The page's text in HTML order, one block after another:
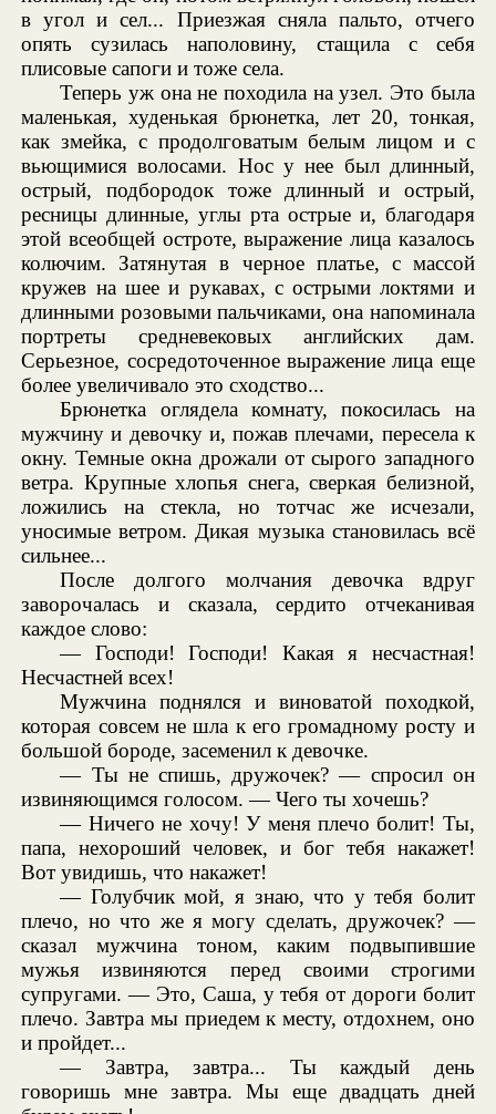
в угол и сел... Приезжая сняла пальто, отчего
опять сузилась наполовину, стащила с себя
плисовые сапоги и тоже села.
Теперь уж она не походила на узел. Это была
маленькая, худенькая брюнетка, лет 20, тонкая,
как змейка, с продолговатым белым лицом и с
вьющимися волосами. Нос у нее был длинный,
острый, подбородок тоже длинный и острый,
ресницы длинные, углы рта острые и, благодаря
этой всеобщей остроте, выражение лица казалось
колючим. Затянутая в черное платье, с массой
кружев на шее и рукавах, с острыми локтями и
длинными розовыми пальчиками, она напоминала
портреты средневековых английских дам.
Серьезное, сосредоточенное выражение лица еще
более увеличивало это сходство...
Брюнетка оглядела комнату, покосилась на
мужчину и девочку и, пожав плечами, пересела к
окну. Темные окна дрожали от сырого западного
ветра. Крупные хлопья снега, сверкая белизной,
ложились на стекла, но тотчас же исчезали,
уносимые ветром. Дикая музыка становилась всё
сильнее...
После долгого молчания девочка вдруг
заворочалась и сказала, сердито отчеканивая
каждое слово:
— Господи! Господи! Какая я несчастная!
Несчастней всех!
Мужчина поднялся и виноватой походкой,
которая совсем не шла к его громадному росту и
большой бороде, засеменил к девочке.
— Ты не спишь, дружочек? — спросил он
извиняющимся голосом. — Чего ты хочешь?
— Ничего не хочу! У меня плечо болит! Ты,
папа, нехороший человек, и бог тебя накажет!
Вот увидишь, что накажет!
— Голубчик мой, я знаю, что у тебя болит
плечо, но что же я могу сделать, дружочек? —
сказал мужчина тоном, каким подвыпившие
мужья извиняются перед своими строгими
супругами. — Это, Саша, у тебя от дороги болит
плечо. Завтра мы приедем к месту, отдохнем, оно
и пройдет...
— Завтра, завтра... Ты каждый день
говоришь мне завтра. Мы еще двадцать дней